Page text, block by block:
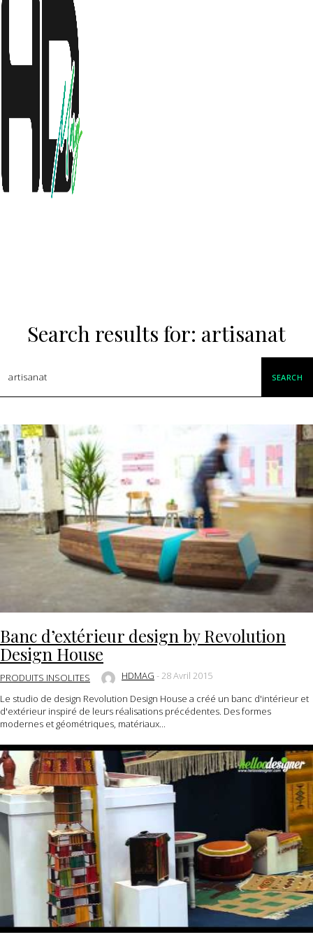
Search results for: artisanat
SEARCH
Banc d’extérieur design by Revolution
Design House
PRODUITS INSOLITES HDMAG -28 Avril 2015
Le studio de design Revolution Design House a créé un banc d'intérieur et
d'extérieur inspiré de leurs réalisations précédentes. Des formes
modernes et géométriques, matériaux...